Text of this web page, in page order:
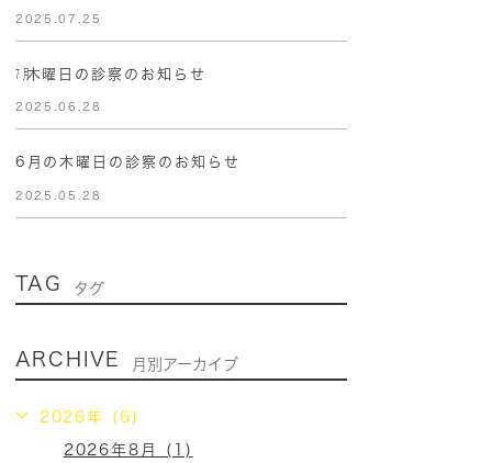
2025.07.25
㋆木曜日の診察のお知らせ
2025.06.28
6月の木曜日の診察のお知らせ
2025.05.28
TAG タグ
ARCHIVE 月別アーカイブ
2026年 (6)
2026年8月 (1)